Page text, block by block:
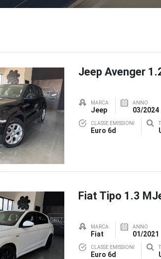
Jeep Avenger
MARCA
Jeep
ANNO
03/2024
CLASSE EMISSIONI
Euro 6d
Fiat Tipo 1.3
MARCA
Fiat
ANNO
01/2021
CLASSE EMISSIONI
Euro 6d